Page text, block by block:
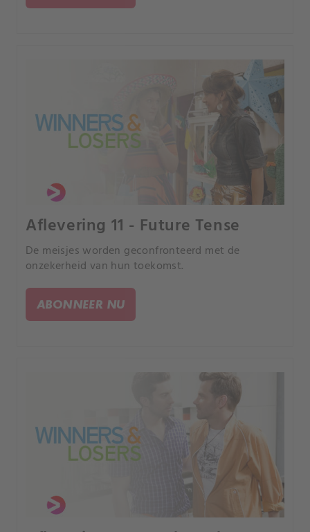
Aflevering 11 - Future Tense
De meisjes worden geconfronteerd met de
onzekerheid van hun toekomst.
ABONNEER NU